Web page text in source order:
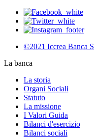
©2021 Iccrea Banca
La banca
La storia
Organi Sociali
Statuto
La missione
I Valori Guida
Bilanci d'esercizio
Bilanci sociali